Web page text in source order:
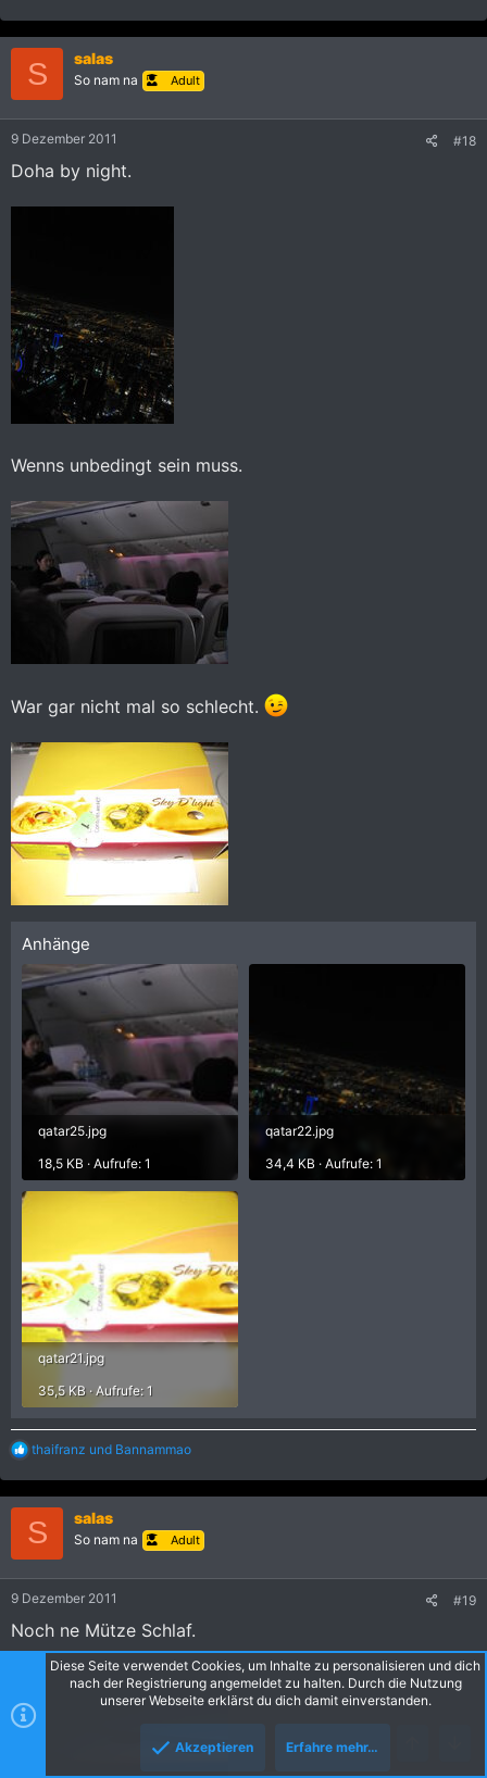
S salas
So nam na Adult
9 Dezember 2011 #18
Doha by night.
Wenns unbedingt sein muss.
War gar nicht mal so schlecht.
Anhänge
qatar25.jpg
18,5 KB · Aufrufe: 1
qatar22.jpg
34,4 KB · Aufrufe: 1
qatar21.jpg
35,5 KB · Aufrufe: 1
R
a
k
i
n
thaifranz und Bannammao
S salas
So nam na Adult
9 Dezember 2011 #19
Noch ne Mütze Schlaf.
Diese Seite verwendet Cookies, um Inhalte zu personalisieren und dich
nach der Registrierung angemeldet zu halten. Durch die Nutzung
unserer Webseite erklärst du dich damit einverstanden.
Akzeptieren Erfahre mehr…